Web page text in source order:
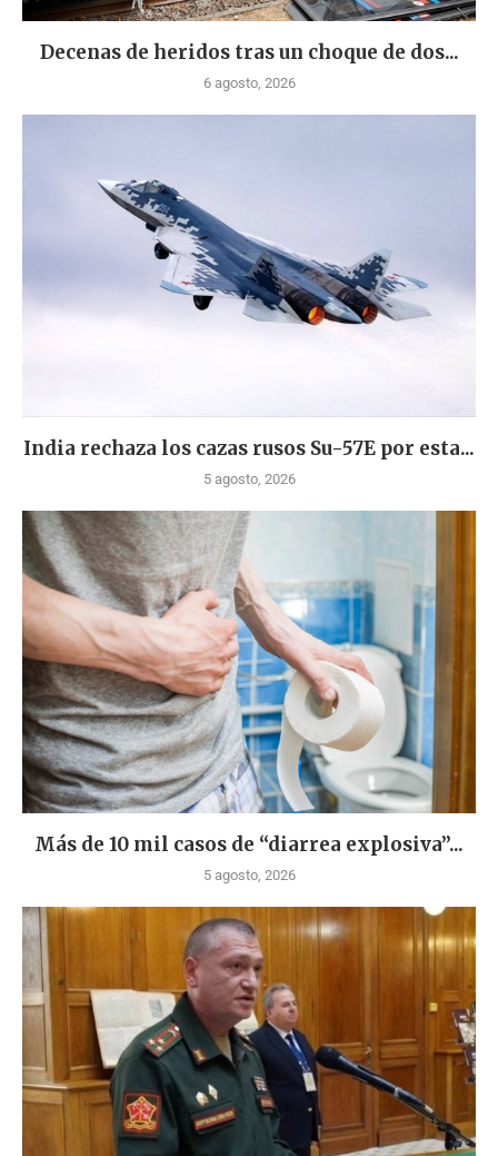
Decenas de heridos tras un choque de dos...
6 agosto, 2026
India rechaza los cazas rusos Su-57E por esta...
5 agosto, 2026
Más de 10 mil casos de “diarrea explosiva”...
5 agosto, 2026